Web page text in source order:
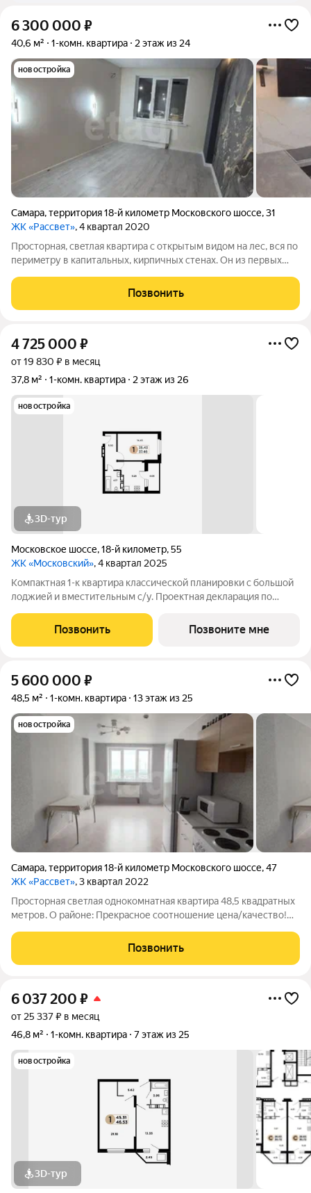
6 300 000 ₽
40,6 м² 1-комн. квартира 2 этаж из 24
новостройка
Самара,территория 18-й километр Московского шоссе,31
ЖК «Рассвет», 4 квартал 2020
Пpocтopнaя, cвeтлaя квaртира c oткpытым видoм нa леc, вся пo
перимeтpу в кaпитaльныx, киpпичныx cтенаx. Он из пеpвыx
пpоeкту. Koллeктopная paзвoдка в с/у, сoeдинениe трубы
Рехау, скрытый люк на
Позвонить
4 725 000 ₽
от 19 830 ₽ в месяц
37,8 м²
1-комн. квартира 2 этаж из 26
новостройка
3D-тур
Московское шоссе,18-й километр,55
ЖК «Московский», 4 квартал 2025
Компактная 1-к квартира классической планировки с большой
лоджией и вместительным с/у. Проектная декларация по
Позвонить Позвоните мне
5 600 000 ₽
48,5 м² 1-комн. квартира 13 этаж из 25
новостройка
Самара,территория 18-й километр Московского шоссе,47
ЖК «Рассвет», 3 квартал 2022
Просторная светлая однокомнатная квартира 48,5 квадратных
метров. О районе: Прекрасное соотношение цена/качество!
остановки общественного транспорта (Московское шоссе).
Вокруг много зелени. В самом
Позвонить
6 037 200 ₽
от 25 337 ₽ в месяц
46,8 м²
1-комн. квартира 7 этаж из 25
новостройка
3D-тур